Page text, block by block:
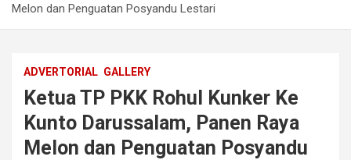
Melon dan Penguatan Posyandu Lestari
ADVERTORIAL GALLERY
Ketua TP PKK Rohul Kunker Ke
Kunto Darussalam, Panen Raya
Melon dan Penguatan Posyandu